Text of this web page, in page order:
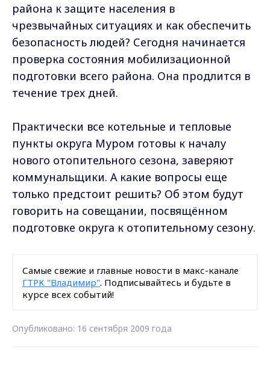
района к защите населения в
чрезвычайных ситуациях и как обеспечить
безопасность людей? Сегодня начинается
проверка состояния мобилизационной
подготовки всего района. Она продлится в
течение трех дней.
Практически все котельные и тепловые
пункты округа Муром готовы к началу
нового отопительного сезона, заверяют
коммунальщики. А какие вопросы еще
только предстоит решить? Об этом будут
говорить на совещании, посвящённом
подготовке округа к отопительному сезону.
Самые свежие и главные новости в макс-канале
ГТРК "Владимир". Подписывайтесь и будьте в
курсе всех событий!
Опубликовано: 16 сентября 2009 года